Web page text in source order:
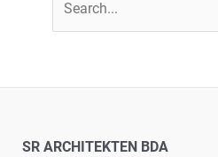
SR ARCHITEKTEN BDA